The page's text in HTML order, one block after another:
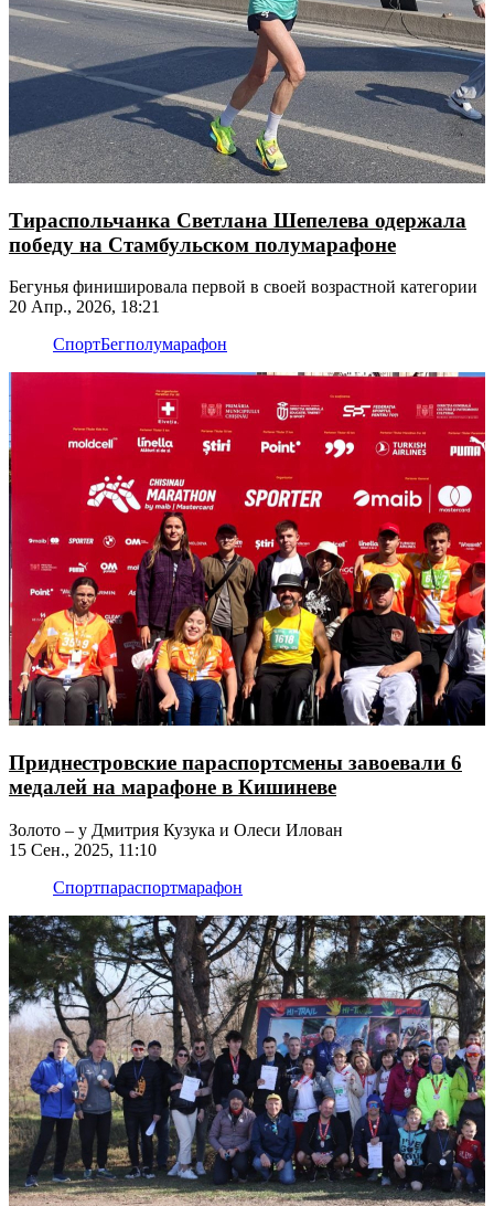
Тираспольчанка Светлана Шепелева одержала
победу на Стамбульском полумарафоне
Бегунья финишировала первой в своей возрастной категории
20 Апр., 2026, 18:21
СпортБегполумарафон
Приднестровские параспортсмены завоевали 6
медалей на марафоне в Кишиневе
Золото – у Дмитрия Кузука и Олеси Илован
15 Сен., 2025, 11:10
Спортпараспортмарафон